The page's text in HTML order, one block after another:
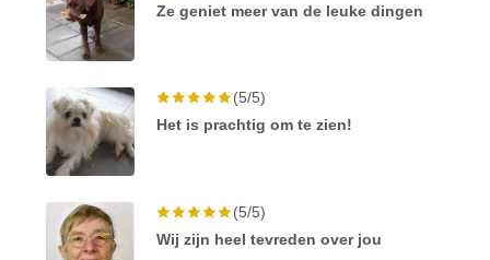
Ze geniet meer van de leuke dingen
(5/5)
Het is prachtig om te zien!
(5/5)
Wij zijn heel tevreden over jou